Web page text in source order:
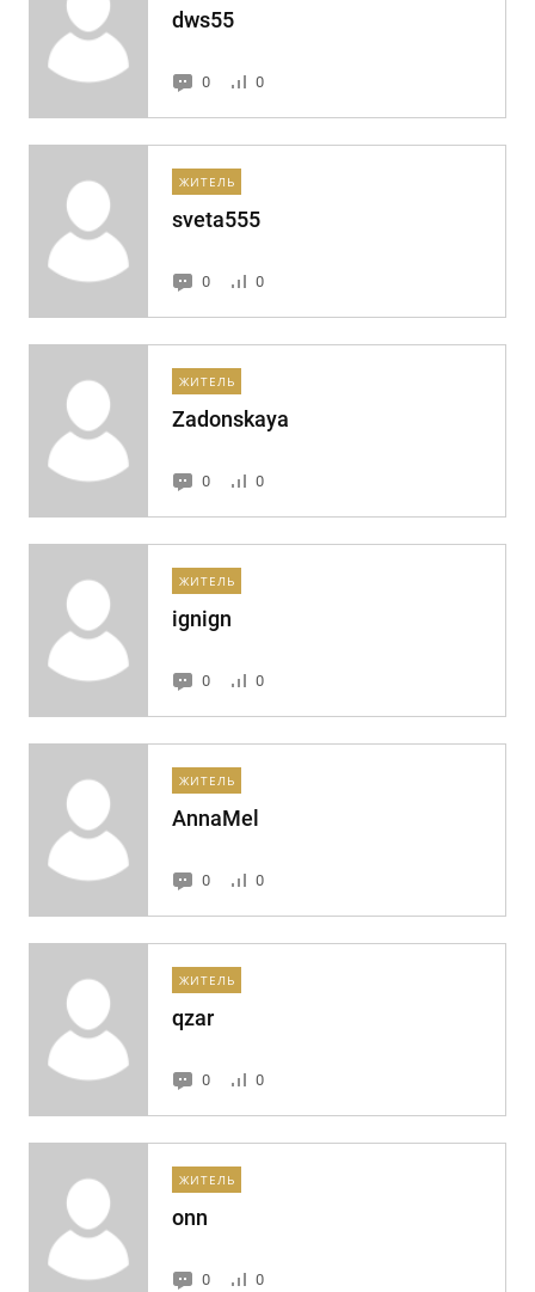
dws55
0 0
ЖИТЕЛЬ
sveta555
0 0
ЖИТЕЛЬ
Zadonskaya
0 0
ЖИТЕЛЬ
ignign
0 0
ЖИТЕЛЬ
AnnaMel
0 0
ЖИТЕЛЬ
qzar
0 0
ЖИТЕЛЬ
onn
0 0